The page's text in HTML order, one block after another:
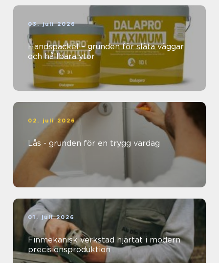
03. juli 2026
Handspackel – grunden för släta väggar
och hållbara ytor
02. juli 2026
Lås - grunden för en trygg vardag
01. juli 2026
Finmekanisk verkstad hjärtat i modern
precisionsproduktion